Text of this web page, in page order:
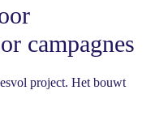
campagnes
project. Het bouwt